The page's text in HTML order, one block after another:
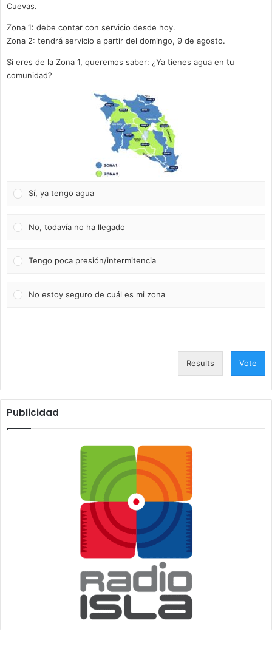
Cuevas.
Zona 1: debe contar con servicio desde hoy.
Zona 2: tendrá servicio a partir del domingo, 9 de agosto.
Si eres de la Zona 1, queremos saber: ¿Ya tienes agua en tu
comunidad?
Sí, ya tengo agua
No, todavía no ha llegado
Tengo poca presión/intermitencia
No estoy seguro de cuál es mi zona
Results Vote
Publicidad